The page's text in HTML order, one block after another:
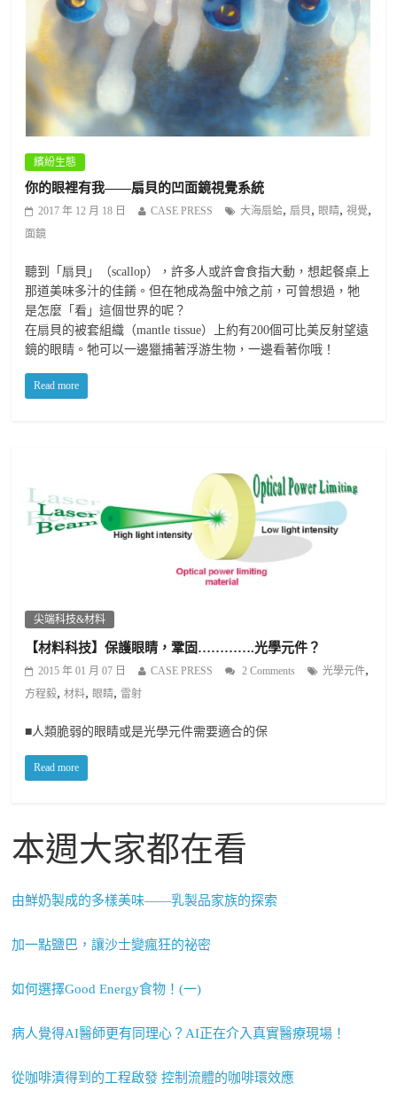
繽紛生態
你的眼裡有我——扇貝的凹面鏡視覺系統
2017 年 12 月 18 日 CASE PRESS 大海扇蛤, 扇貝 , 眼睛,視覺,
面鏡
聽到「扇貝」（scallop），許多人或許會食指大動，想起餐桌上
那道美味多汁的佳餚。但在牠成為盤中飧之前，可曾想過，牠
是怎麼「看」這個世界的呢？
在扇貝的被套組織（mantle tissue）上約有200個可比美反射望遠
鏡的眼睛。牠可以一邊獵捕著浮游生物，一邊看著你哦！
Read more
尖端科技&材料
【材料科技】保護眼睛，鞏固………….光學元件？
2015 年 01 月 07 日 CASE PRESS 2 Comments 光學元件,
方程毅,材料, 眼睛, 雷射
■人類脆弱的眼睛或是光學元件需要適合的保
Read more
本週大家都在看
由鮮奶製成的多樣美味——乳製品家族的探索
加一點鹽巴，讓沙士變瘋狂的祕密
如何選擇Good Energy食物！(一)
病人覺得AI醫師更有同理心？AI正在介入真實醫療現場！
從咖啡漬得到的工程啟發 控制流體的咖啡環效應